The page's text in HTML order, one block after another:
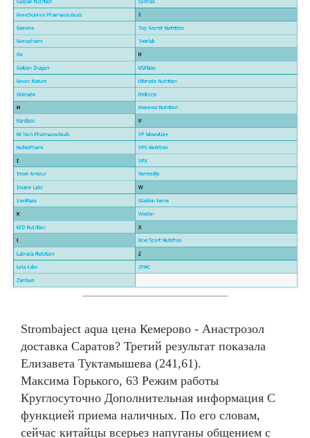
Strombaject aqua цена Кемерово - Анастрозол
доставка Саратов? Третий результат показала
Елизавета Туктамышева (241,61).
Максима Горького, 63 Режим работы
Круглосуточно Дополнительная информация С
функцией приема наличных. По его словам,
сейчас китайцы всерьез напуганы общением с